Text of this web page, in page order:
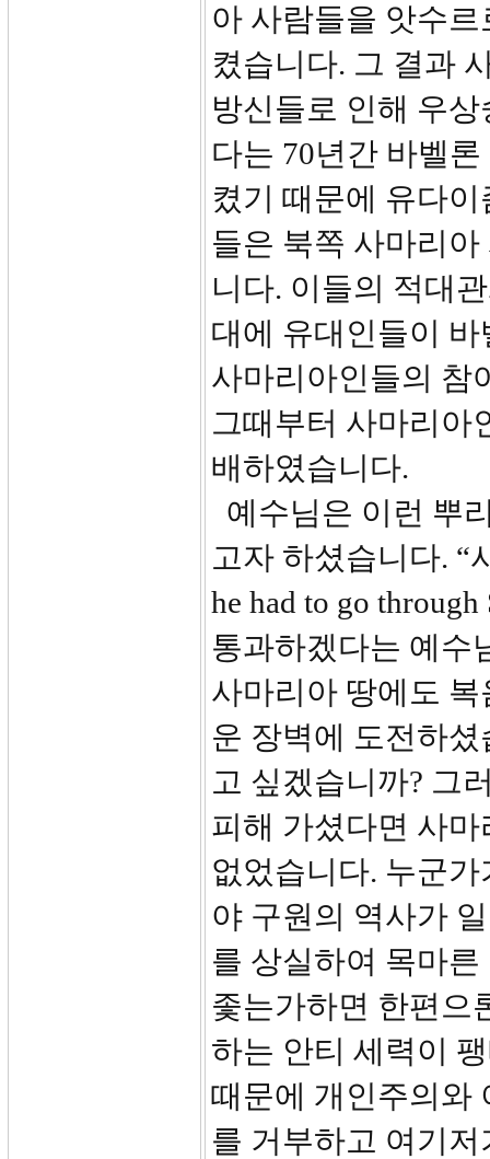
아 사람들을 앗수
켰습니다. 그 결과
방신들로 인해 우
다는 70년간 바벨
켰기 때문에 유다
들은 북쪽 사마리
니다. 이들의 적대
대에 유대인들이
사마리아인들의 참
그때부터 사마리아
배하였습니다.
예수님은 이런 뿌
고자 하셨습니다. “
he had to go
통과하겠다는 예수
사마리아 땅에도
운 장벽에 도전하
고 싶겠습니까? 그
피해 가셨다면 사
없었습니다. 누군
야 구원의 역사가
를 상실하여 목마
좇는가하면 한편으
하는 안티 세력이
때문에 개인주의와
를 거부하고 여기